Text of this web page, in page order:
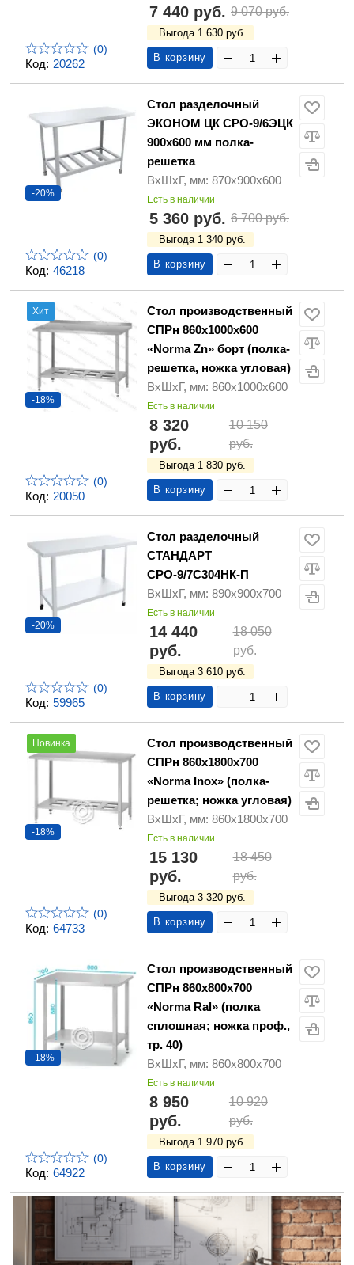
Код: 20262
(0)
7 440 руб. 9 070 руб.
Выгода 1 630 руб.
В корзину
Код: 46218
-20%
(0)
Стол разделочный
ЭКОНОМ ЦК СРО-9/6ЭЦК
900х600 мм полка-
решетка
ВхШхГ, мм: 870х900х600
Есть в наличии
5 360 руб. 6 700 руб.
Выгода 1 340 руб.
В корзину
Код: 20050
Хит
-18%
(0)
Стол производственный
СПРн 860х1000х600
«Norma Zn» борт (полка-
решетка, ножка угловая)
ВхШхГ, мм: 860х1000х600
Есть в наличии
8 320
руб.
10 150
руб.
Выгода 1 830 руб.
В корзину
Код: 59965
-20%
(0)
Стол разделочный
СТАНДАРТ
СРО-9/7С304НК-П
ВхШхГ, мм: 890х900х700
Есть в наличии
14 440
руб.
18 050
руб.
Выгода 3 610 руб.
В корзину
Код: 64733
Новинка
-18%
(0)
Стол производственный
СПРн 860х1800х700
«Norma Inox» (полка-
решетка; ножка угловая)
ВхШхГ, мм: 860х1800х700
Есть в наличии
15 130
руб.
18 450
руб.
Выгода 3 320 руб.
В корзину
Код: 64922
-18%
(0)
Стол производственный
СПРн 860х800х700
«Norma Ral» (полка
сплошная; ножка проф.,
тр. 40)
ВхШхГ, мм: 860х800х700
Есть в наличии
8 950
руб.
10 920
руб.
Выгода 1 970 руб.
В корзину